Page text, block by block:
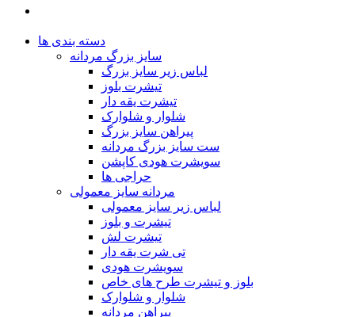
دسته بندی ها
سایز بزرگ مردانه
لباس زیر سایز بزرگ
تیشرت بلوز
تیشرت یقه دار
شلوار و شلوارک
پیراهن سایز بزرگ
ست سایز بزرگ مردانه
سویشرت هودی کاپشن
حراجی ها
مردانه سایز معمولی
لباس زیر سایز معمولی
تیشرت و بلوز
تیشرت لش
تی شرت یقه دار
سویشرت هودی
بلوز و تیشرت طرح های خاص
شلوار و شلوارک
پیراهن مردانه